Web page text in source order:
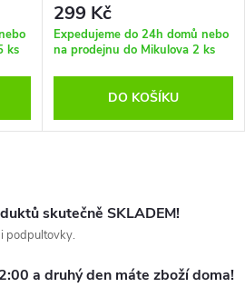
ks
299 Kč
Expedujeme do 24h domů nebo
na prodejnu do Mikulova 2 ks
DO KOŠÍKU
skutečně SKLADEM!
podpultovky.
a druhý den máte zboží doma!